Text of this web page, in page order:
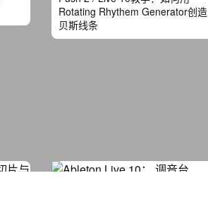
Rotating Rhythem Generator创造
贝斯线条